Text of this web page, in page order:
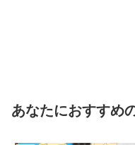
あなたにおすすめ